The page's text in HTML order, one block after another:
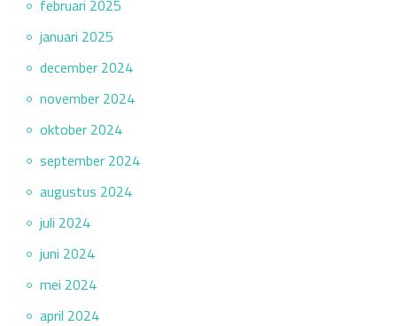
februari 2025
januari 2025
december 2024
november 2024
oktober 2024
september 2024
augustus 2024
juli 2024
juni 2024
mei 2024
april 2024